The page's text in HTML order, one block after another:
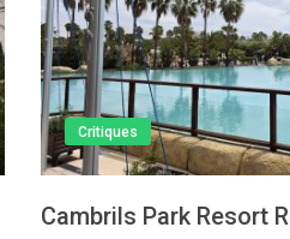
Critiques
Cambrils Park Resort